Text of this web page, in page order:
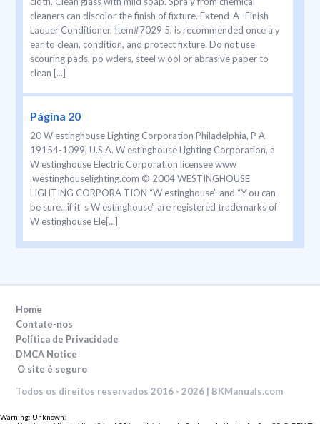
cleaners can discolor the finish of fixture. Extend-A -Finish
Laquer Conditioner, Item#7029 5, is recommended once a y
ear to clean, condition, and protect fixture. Do not use
scouring pads, po wders, steel w ool or abrasive paper to
clean [...]
Página 20
20 W estinghouse Lighting Corporation Philadelphia, P A
19154-1099, U.S.A. W estinghouse Lighting Corporation, a
W estinghouse Electric Corporation licensee www
.westinghouselighting.com © 2004 WESTINGHOUSE
LIGHTING CORPORA TION “W estinghouse” and “Y ou can
be sure...if it’ s W estinghouse” are registered trademarks of
W estinghouse Ele[...]
Home
Contate-nos
Política de Privacidade
DMCA Notice
O site é seguro
Todos os direitos reservados 2016 - 2026 | BKManuals.com
Warning: Unknown: